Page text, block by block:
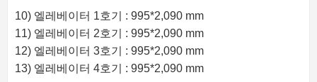
10) 엘레베이터 1호기 : 995*2,090 mm
11) 엘레베이터 2호기 : 995*2,090 mm
12) 엘레베이터 3호기 : 995*2,090 mm
13) 엘레베이터 4호기 : 995*2,090 mm